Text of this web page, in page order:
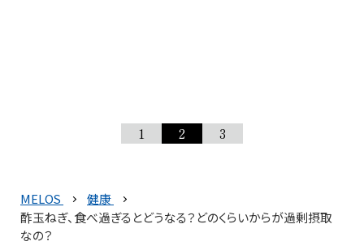
1 2 3
MELOS
健康
酢玉ねぎ、食べ過ぎるとどうなる？どのくらいからが過剰摂取
なの？